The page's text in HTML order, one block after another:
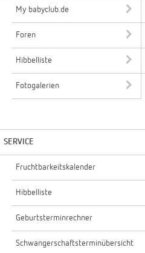
My babyclub.de
Foren
Hibbelliste
Fotogalerien
SERVICE
Fruchtbarkeitskalender
Hibbelliste
Geburtsterminrechner
Schwangerschaftsterminübersicht